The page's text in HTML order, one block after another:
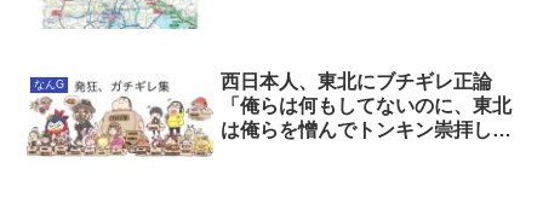
なんG
西日本人、東北にブチギレ正論
「俺らは何もしてないのに、東北
は俺らを憎んでトンキン崇拝して